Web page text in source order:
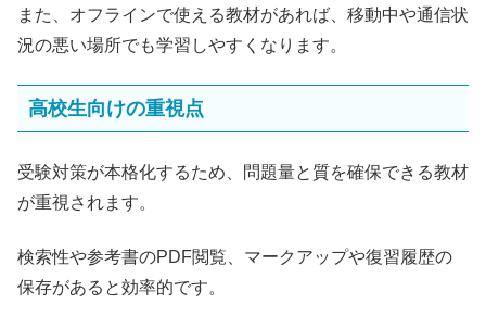
また、オフラインで使える教材があれば、移動中や通信状
況の悪い場所でも学習しやすくなります。
高校生向けの重視点
受験対策が本格化するため、問題量と質を確保できる教材
が重視されます。
検索性や参考書のPDF閲覧、マークアップや復習履歴の
保存があると効率的です。